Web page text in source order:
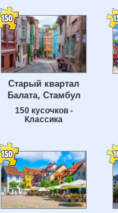
Старый квартал
Балата, Стамбул
150 кусочков -
Классика